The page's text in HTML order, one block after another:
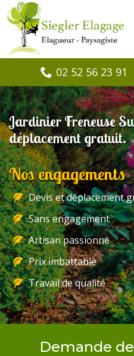
02 52 56 23 91
Jardinier Freneuse
déplacement gratuit.
Nos engagements
Devis et déplacement
Sans engagement
Artisan passionné
Prix imbattable
Travail de qualité
Demande